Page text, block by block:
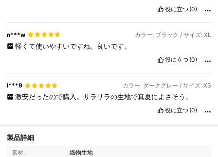
役に立つ (0)
n***w カラー: ブラック / サイズ: XL
軽くて使いやすいですね。良いです。
役に立つ (0)
l***9 カラー: ダークグレー / サイズ: XS
激安だったので購入。サラサラの生地で真夏によさそう。
役に立つ (0)
製品詳細
素材:
織物生地